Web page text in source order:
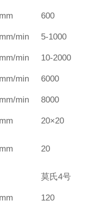
mm 600
mm/min 5-1000
mm/min 10-2000
mm/min 6000
mm/min 8000
mm 20×20
mm 20
莫氏4号
mm 120